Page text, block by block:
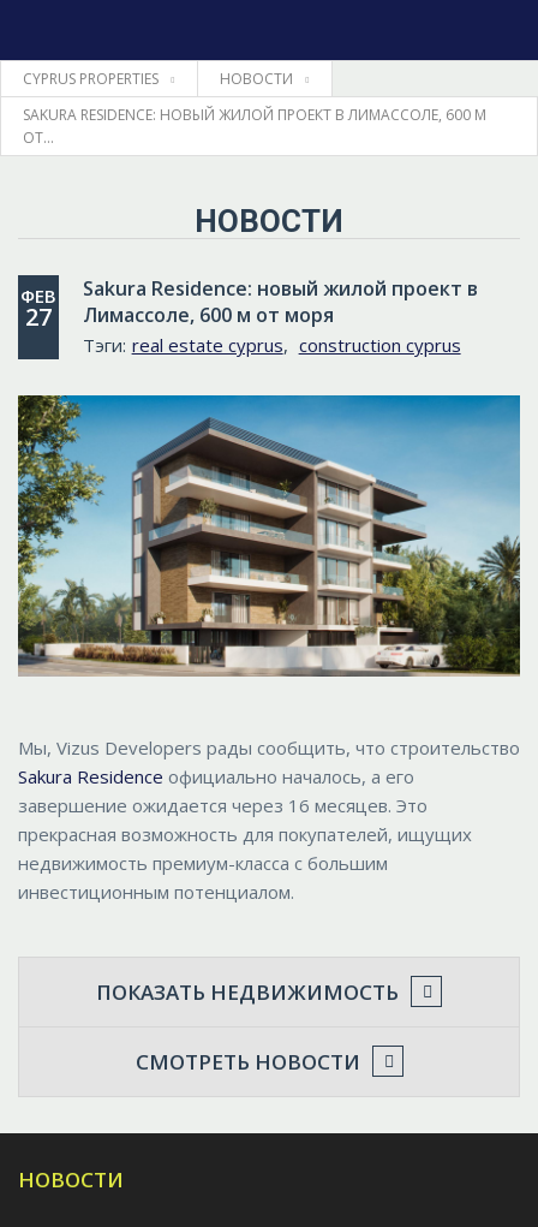
ГЛАВНАЯ
НЕДВИЖИМОСТЬ
ПРАВОВЫЕ ВОПРОСЫ
ИНФОРМАЦИЯ
ЯЗЫК
CYPRUS PROPERTIES
НОВОСТИ
SAKURA RESIDENCE: НОВЫЙ ЖИЛОЙ ПРОЕКТ В ЛИМАССОЛЕ, 600 М
ОТ...
НОВОСТИ
ΦΕΒ
27
Sakura Residence: новый жилой проект в
Лимассоле, 600 м от моря
Тэги: real estate cyprus, construction cyprus
Мы, Vizus Developers рады сообщить, что строительство
Sakura Residence официально началось, а его
завершение ожидается через 16 месяцев. Это
прекрасная возможность для покупателей, ищущих
недвижимость премиум-класса с большим
инвестиционным потенциалом.
ПОКАЗАТЬ НЕДВИЖИМОСТЬ
СМОТРЕТЬ НОВОСТИ
НОВОСТИ